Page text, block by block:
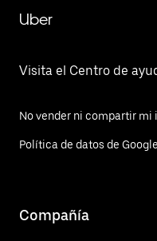
Uber
Visita el Centro de
No vender ni compartir mi
Política de datos de Google
Compañía